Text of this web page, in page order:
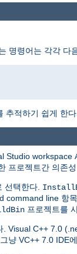
명령어는 각각 다
추적하기 쉽게 한다.
Studio workspace
프로젝트간 의존
선택한다.
command line 항
프로젝트를
. Visual C++ 7.0
냥 VC++ 7.0 IDE